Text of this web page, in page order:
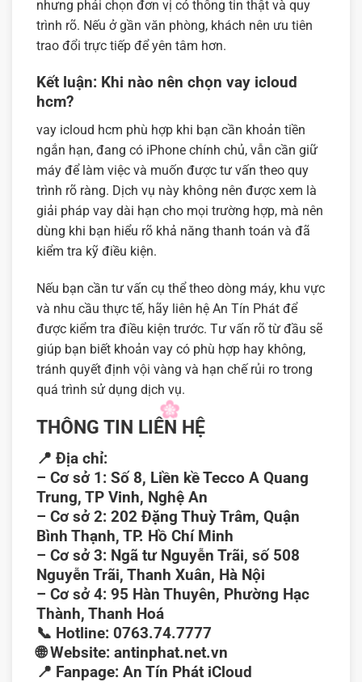
nhưng phải chọn đơn vị có thông tin thật và quy
trình rõ. Nếu ở gần văn phòng, khách nên ưu tiên
trao đổi trực tiếp để yên tâm hơn.
Kết luận: Khi nào nên chọn vay icloud
hcm?
vay icloud hcm phù hợp khi bạn cần khoản tiền
ngắn hạn, đang có iPhone chính chủ, vẫn cần giữ
máy để làm việc và muốn được tư vấn theo quy
trình rõ ràng. Dịch vụ này không nên được xem là
giải pháp vay dài hạn cho mọi trường hợp, mà nên
dùng khi bạn hiểu rõ khả năng thanh toán và đã
kiểm tra kỹ điều kiện.
Nếu bạn cần tư vấn cụ thể theo dòng máy, khu vực
và nhu cầu thực tế, hãy liên hệ An Tín Phát để
được kiểm tra điều kiện trước. Tư vấn rõ từ đầu sẽ
giúp bạn biết khoản vay có phù hợp hay không,
tránh quyết định vội vàng và hạn chế rủi ro trong
quá trình sử dụng dịch vụ.
THÔNG TIN LIÊN HỆ
📍 Địa chỉ:
– Cơ sở 1: Số 8, Liền kề Tecco A Quang
Trung, TP Vinh, Nghệ An
– Cơ sở 2: 202 Đặng Thuỳ Trâm, Quận
Bình Thạnh, TP. Hồ Chí Minh
– Cơ sở 3: Ngã tư Nguyễn Trãi, số 508
Nguyễn Trãi, Thanh Xuân, Hà Nội
– Cơ sở 4: 95 Hàn Thuyên, Phường Hạc
Thành, Thanh Hoá
📞 Hotline: 0763.74.7777
🌐Website: antinphat.net.vn
📍 Fanpage: An Tín Phát iCloud